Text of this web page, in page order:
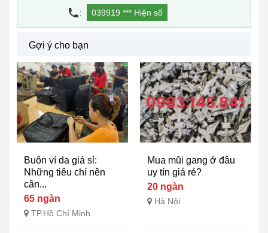
: 039919 *** Hiện số
Gợi ý cho bạn
Buôn ví da giá sỉ:
Những tiêu chí nên
cân...
65 ngàn
TP.Hồ Chí Minh
Mua mũi gang ở đâu
uy tín giá rẻ?
20 ngàn
Hà Nội